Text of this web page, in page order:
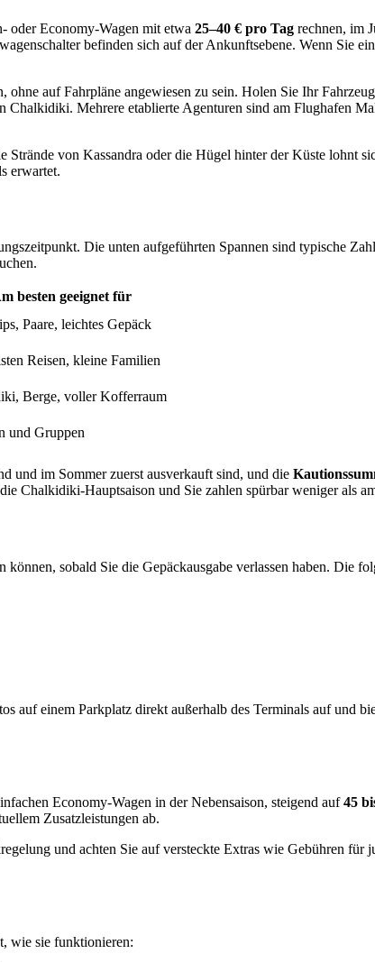
oder Economy-Wagen mit etwa 25–40 € pro Tag rechnen, im
befinden sich auf der Ankunftsebene. Wenn Sie
auf Fahrpläne angewiesen zu sein. Holen Sie Ihr
Mehrere etablierte Agenturen sind am Flughafen
Strände von Kassandra oder die Hügel hinter der Küste lohnt
erwartet.
Die unten aufgeführten Spannen sind typische
besten geeignet für
Paare, leichtes Gepäck
Reisen, kleine Familien
Berge, voller Kofferraum
und Gruppen
und im Sommer zuerst ausverkauft sind, und die
Chalkidiki-Hauptsaison und Sie zahlen spürbar weniger als
können, sobald Sie die Gepäckausgabe verlassen haben. Die
auf einem Parkplatz direkt außerhalb des Terminals auf und
Economy-Wagen in der Nebensaison, steigend auf45
Zusatzleistungen ab.
und achten Sie auf versteckte Extras wie Gebühren für
wie sie funktionieren: